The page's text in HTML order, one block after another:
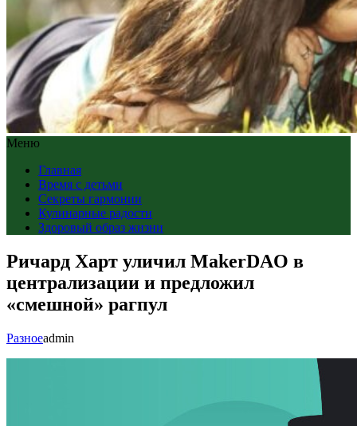
Меню
Главная
Время с детьми
Секреты гармонии
Кулинарные радости
Здоровый образ жизни
Ричард Харт уличил MakerDAO в
централизации и предложил
«смешной» рагпул
Разноеadmin